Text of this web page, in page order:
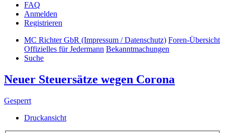
FAQ
Anmelden
Registrieren
MC Richter GbR (Impressum / Datenschutz) Foren-Übersicht
Offizielles für Jedermann Bekanntmachungen
Suche
Neuer Steuersätze wegen Corona
Gesperrt
Druckansicht